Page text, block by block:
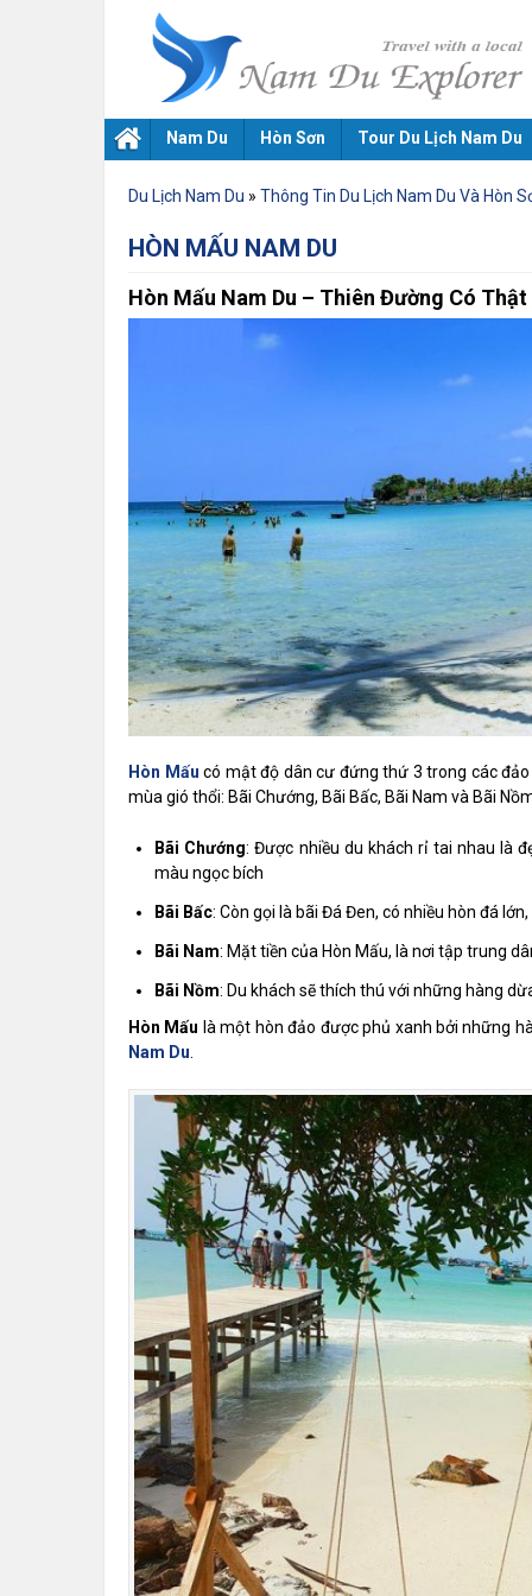
Nam Du Hòn Sơn Tour Du Lịch Nam Du
Du Lịch Nam Du » Thông Tin Du Lịch Nam Du Và Hòn
HÒN MẤU NAM DU
Hòn Mấu Nam Du – Thiên Đường Có
Hòn Mấu có mật độ dân cư đứng thứ 3 trong các
mùa gió thổi: Bãi Chướng, Bãi Bấc, Bãi Nam và Bãi
Bãi Chướng: Được nhiều du khách rỉ tai nhau là
màu ngọc bích
Bãi Bấc: Còn gọi là bãi Đá Đen, có nhiều hòn đá
Bãi Nam: Mặt tiền của Hòn Mấu, là nơi tập trung
Bãi Nồm: Du khách sẽ thích thú với những hàng
Hòn Mấu là một hòn đảo được phủ xanh bởi những
Nam Du